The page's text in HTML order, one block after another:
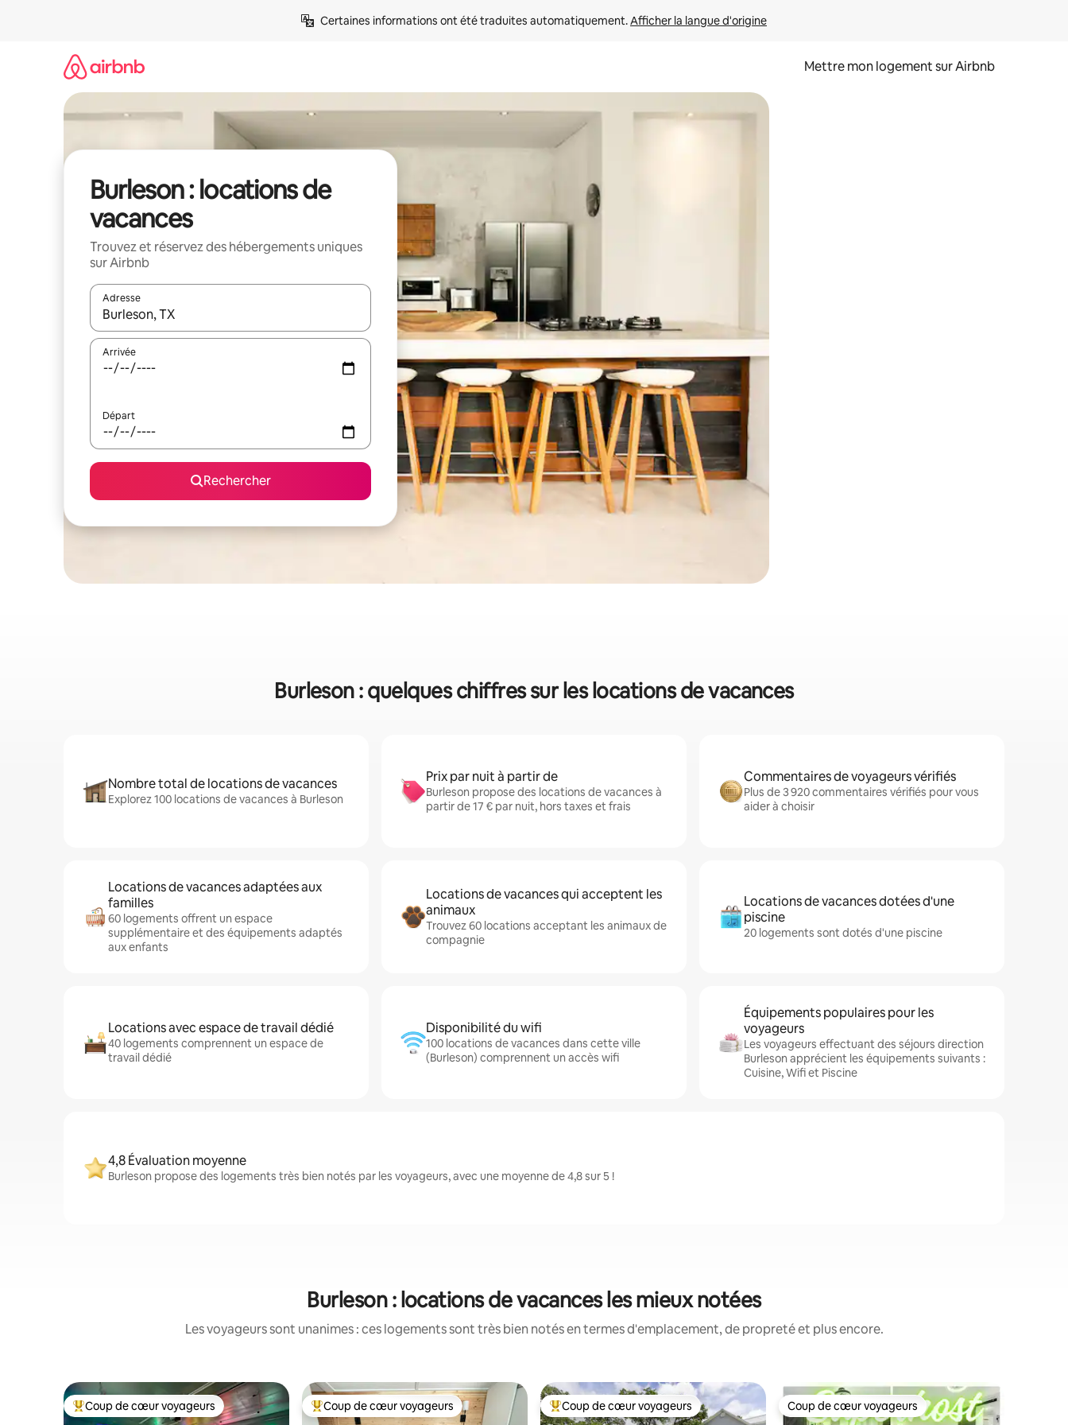
Certaines informations ont été traduites automatiquement. Afficher la langue d'origine
Mettre mon logement sur Airbnb
Burleson : locations de
vacances
Trouvez et réservez des hébergements uniques
sur Airbnb
Adresse
Lorsque les résultats s'affichent, utilisez les flèches vers le haut et vers le bas pour les parcourir ou en appuyant et en faisant glisser.
Arrivée
Départ
Rechercher
Burleson : quelques chiffres sur les locations de vacances
Nombre total de locations de vacances
Explorez 100 locations de vacances à Burleson
Prix par nuit à partir de
Burleson propose des locations de vacances à
partir de 17 € par nuit, hors taxes et frais
Commentaires de voyageurs vérifiés
Plus de 3 920 commentaires vérifiés pour vous
aider à choisir
Locations de vacances adaptées aux
familles
60 logements offrent un espace
supplémentaire et des équipements adaptés
aux enfants
Locations de vacances qui acceptent les
animaux
Trouvez 60 locations acceptant les animaux de
compagnie
Locations de vacances dotées d'une
piscine
20 logements sont dotés d'une piscine
Locations avec espace de travail dédié
40 logements comprennent un espace de
travail dédié
Disponibilité du wifi
100 locations de vacances dans cette ville
(Burleson) comprennent un accès wifi
Équipements populaires pour les
voyageurs
Les voyageurs effectuant des séjours direction
Burleson apprécient les équipements suivants :
Cuisine, Wifi et Piscine
4,8 Évaluation moyenne
Burleson propose des logements très bien notés par les voyageurs, avec une moyenne de 4,8 sur 5 !
Burleson : locations de vacances les mieux notées
Les voyageurs sont unanimes : ces logements sont très bien notés en termes d'emplacement, de propreté et plus encore.
Coups de cœur voyageurs les plus appréciés
Coup de cœur voyageurs Coups de cœur voyageurs les plus appréciés
Coup de cœur voyageurs Coups de cœur voyageurs les plus appréciés
Coup de cœur voyageurs Coup de cœur voyageurs
Coup de cœur voyageurs